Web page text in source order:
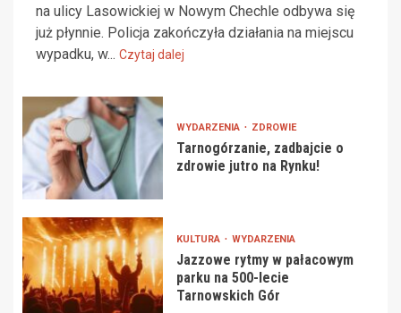
na ulicy Lasowickiej w Nowym Chechle odbywa się
już płynnie. Policja zakończyła działania na miejscu
wypadku, w... Czytaj dalej
WYDARZENIA ZDROWIE
Tarnogórzanie, zadbajcie o
zdrowie jutro na Rynku!
KULTURA WYDARZENIA
Jazzowe rytmy w pałacowym
parku na 500-lecie
Tarnowskich Gór